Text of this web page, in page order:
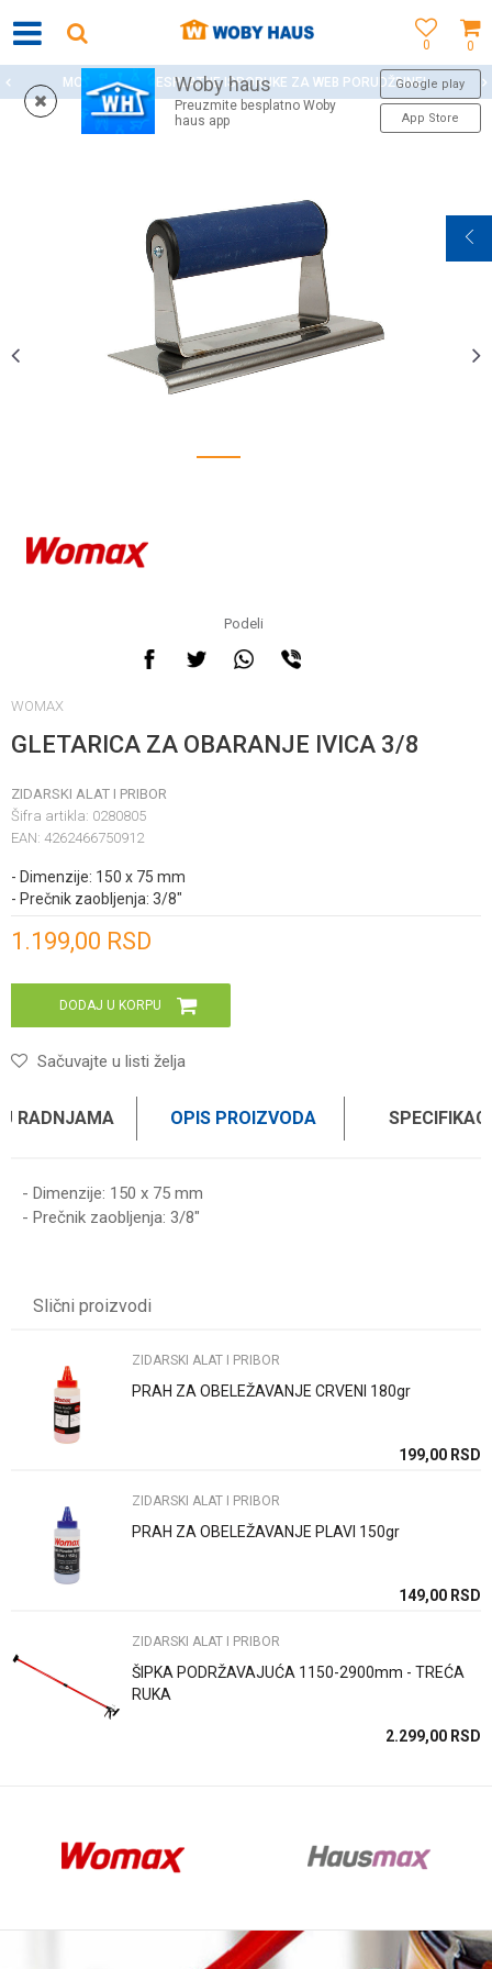
0
0
Woby haus
Preuzmite besplatno Woby
haus app
Google play
App Store
MOGUĆNOST BESPLATNE ISPORUKE ZA WEB PORUDŽBINE!
1
Podeli
WOMAX
GLETARICA ZA OBARANJE IVICA 3/8
ZIDARSKI ALAT I PRIBOR
Šifra artikla: 0280805
EAN: 4262466750912
- Dimenzije: 150 x 75 mm
- Prečnik zaobljenja: 3/8"
1.199,00 RSD
DODAJ U KORPU
Sačuvajte u listi želja
RADNJAMA OPIS PROIZVODA
- Dimenzije: 150 x 75 mm
- Prečnik zaobljenja: 3/8"
Poruka
Anti-spam zaštita - izračunajte koliko je 4 + 1 :
Slični proizvodi
ZIDARSKI ALAT I PRIBOR
PRAH ZA OBELEŽAVANJE CRVENI 180gr
199,00 RSD
ZIDARSKI ALAT I PRIBOR
PRAH ZA OBELEŽAVANJE PLAVI 150gr
149,00 RSD
ZIDARSKI ALAT I PRIBOR
ŠIPKA PODRŽAVAJUĆA 1150-2900mm - TREĆA
RUKA
2.299,00 RSD